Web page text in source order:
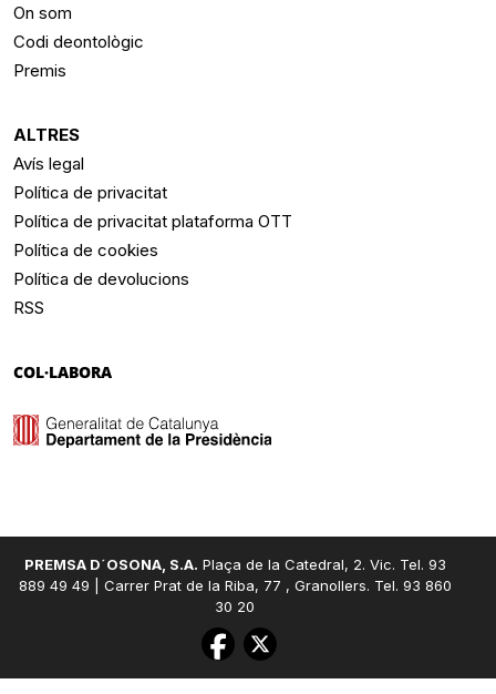
On som
Codi deontològic
Premis
ALTRES
Avís legal
Política de privacitat
Política de privacitat plataforma OTT
Política de cookies
Política de devolucions
RSS
COL·LABORA
PREMSA D´OSONA, S.A. Plaça de la Catedral, 2. Vic. Tel. 93
889 49 49 | Carrer Prat de la Riba, 77 , Granollers. Tel. 93 860
30 20